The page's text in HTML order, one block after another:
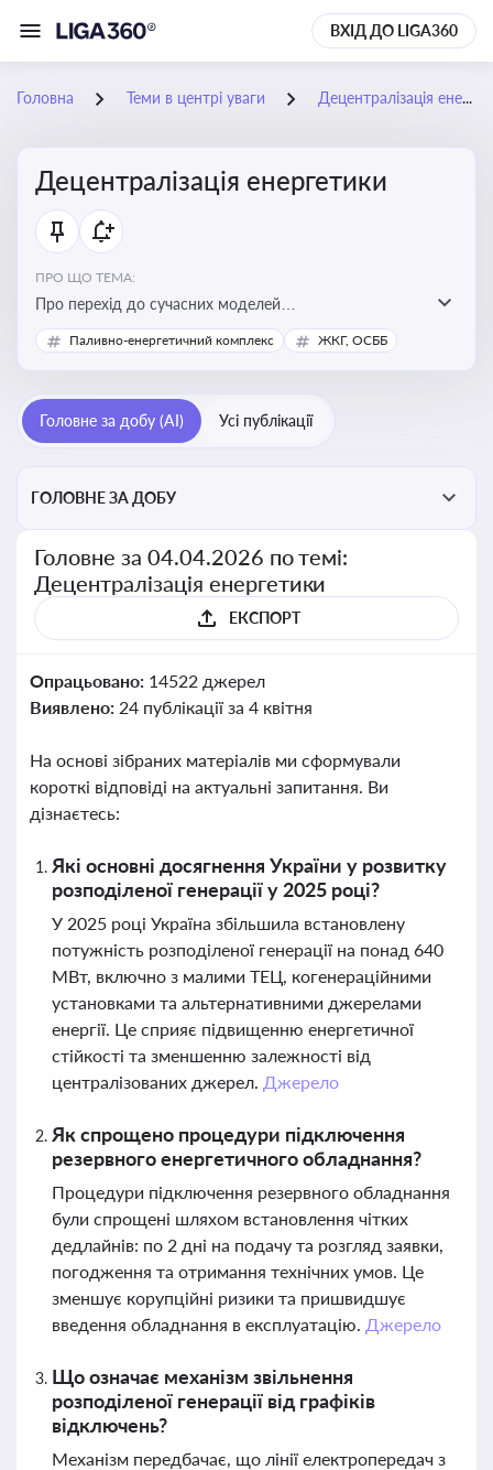
ВХІД ДО LIGA360
Головна Теми в центрі уваги Децентралізація енергетики
Децентралізація енергетики
ПРО ЩО ТЕМА:
Про перехід до сучасних моделей
енергозабезпечення, де виробництво електроенергії
здійснюється ближче до споживача. Це важливо для
втрат при транспортуванні енергії та стимулювання
розвитку відновлюваних джерел
Паливно-енергетичний комплекс ЖКГ, ОСББ
Головне за добу (AI) Усі публікації
ГОЛОВНЕ ЗА ДОБУ
Головне за 04.04.2026 по темі:
Децентралізація енергетики
ЕКСПОРТ
Опрацьовано: 14522 джерел
Виявлено: 24 публікації за 4 квітня
На основі зібраних матеріалів ми сформували
короткі відповіді на актуальні запитання. Ви
дізнаєтесь:
Які основні досягнення України у розвитку
розподіленої генерації у 2025 році?
У 2025 році Україна збільшила встановлену
потужність розподіленої генерації на понад 640
МВт, включно з малими ТЕЦ, когенераційними
установками та альтернативними джерелами
енергії. Це сприяє підвищенню енергетичної
стійкості та зменшенню залежності від
централізованих джерел. Джерело
Як спрощено процедури підключення
резервного енергетичного обладнання?
Процедури підключення резервного обладнання
були спрощені шляхом встановлення чітких
дедлайнів: по 2 дні на подачу та розгляд заявки,
погодження та отримання технічних умов. Це
зменшує корупційні ризики та пришвидшує
введення обладнання в експлуатацію. Джерело
Що означає механізм звільнення
розподіленої генерації від графіків
відключень?
Механізм передбачає, що лінії електропередач з